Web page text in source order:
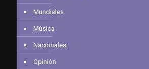
Mundiales
Música
Nacionales
Opinión